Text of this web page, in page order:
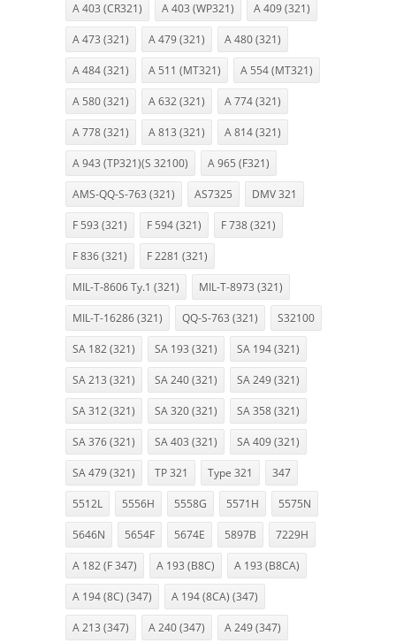
A 403 (CR321) A 403 (WP321) A 409 (321)
A 473 (321) A 479 (321) A 480 (321)
A 484 (321) A 511 (MT321) A 554 (MT321)
A 580 (321) A 632 (321) A 774 (321)
A 778 (321) A 813 (321) A 814 (321)
A 943 (TP321)(S 32100) A 965 (F321)
AMS-QQ-S-763 (321) AS7325 DMV 321
F 593 (321) F 594 (321) F 738 (321)
F 836 (321) F 2281 (321)
MIL-T-8606 Ty.1 (321) MIL-T-8973 (321)
MIL-T-16286 (321) QQ-S-763 (321) S32100
SA 182 (321) SA 193 (321) SA 194 (321)
SA 213 (321) SA 240 (321) SA 249 (321)
SA 312 (321) SA 320 (321) SA 358 (321)
SA 376 (321) SA 403 (321) SA 409 (321)
SA 479 (321) TP 321 Type 321 347
5512L 5556H 5558G 5571H 5575N
5646N 5654F 5674E 5897B 7229H
A 182 (F 347) A 193 (B8C) A 193 (B8CA)
A 194 (8C) (347) A 194 (8CA) (347)
A 213 (347) A 240 (347) A 249 (347)